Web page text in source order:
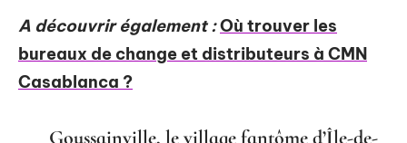
A découvrir également :Où trouver les
bureaux de change et distributeurs à CMN
Casablanca ?
Goussainville, le village fantôme d’Île-de-